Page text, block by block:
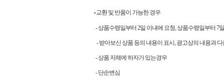
●교환 및 반품이 가능한 경우
- 상품수령일부터 2일 이내에 요청, 상품수령일부터 7
- 받아보신 상품 등의 내용이 표시, 광고상의 내용과
- 상품 자체에 하자가 있는경우
- 단순변심